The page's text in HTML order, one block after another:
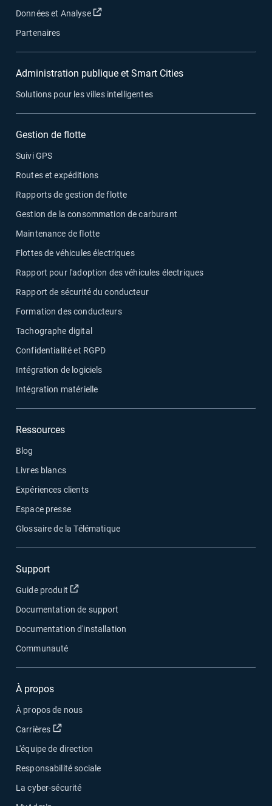
Données et Analyse Ouvrir dans une nouvelle fenêtre
Partenaires
Administration publique et Smart Cities
Solutions pour les villes intelligentes
Gestion de flotte
Suivi GPS
Routes et expéditions
Rapports de gestion de flotte
Gestion de la consommation de carburant
Maintenance de flotte
Flottes de véhicules électriques
Rapport pour l'adoption des véhicules électriques
Rapport de sécurité du conducteur
Formation des conducteurs
Tachographe digital
Confidentialité et RGPD
Intégration de logiciels
Intégration matérielle
Ressources
Blog
Livres blancs
Expériences clients
Espace presse
Glossaire de la Télématique
Support
Guide produit Ouvrir dans une nouvelle fenêtre
Documentation de support
Documentation d'installation
Communauté
À propos
À propos de nous
Carrières
Ouvrir dans une nouvelle fenêtre
L'équipe de direction
Responsabilité sociale
La cyber-sécurité